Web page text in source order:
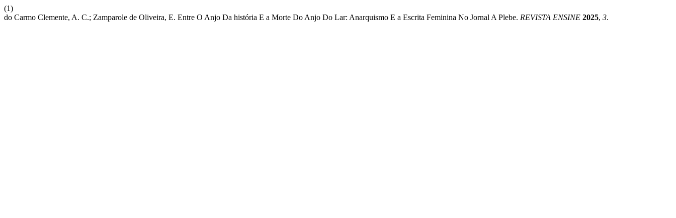
(1)
do Carmo Clemente, A. C.; Zamparole de Oliveira, E. Entre O Anjo Da história E a Morte Do Anjo Do Lar: Anarquismo E a Escrita Feminina No Jornal A Plebe. REVISTA ENSINE 2025, 3.